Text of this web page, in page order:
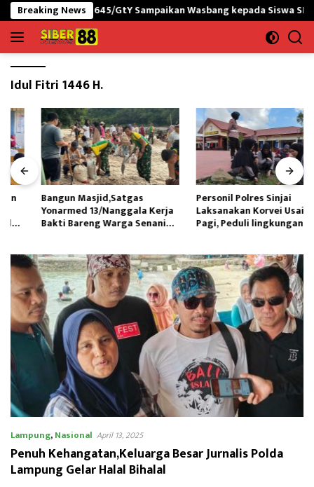
Langsung
ke
konten
Breaking News
yonif 645/GtY Sampaikan Wasbang kepada Siswa SDN Gunung
Idul Fitri 1446 H.
Bangun Masjid,Satgas
Yonarmed 13/Nanggala Kerja
Bakti Bareng Warga Senaning
Personil Polres Sinjai
Laksanakan Korvei Usai Apel
Pagi, Peduli lingkungan
Lampung,Nasional April 13, 2025
Penuh Kehangatan,Keluarga Besar Jurnalis Polda
Lampung Gelar Halal Bihalal